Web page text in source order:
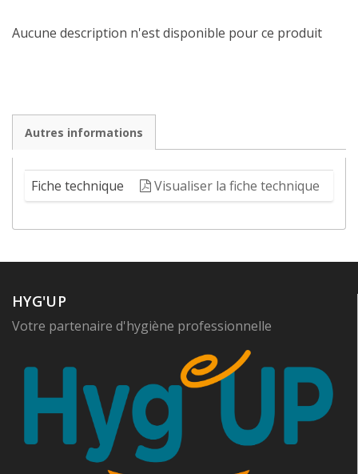
Aucune description n'est disponible pour ce produit
Autres informations
Fiche technique Visualiser la fiche technique
HYG'UP
Votre partenaire d'hygiène professionnelle